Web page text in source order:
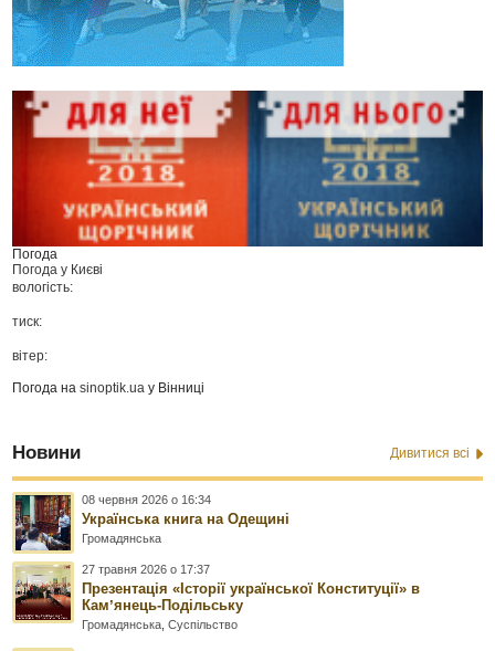
Погода
Погода у Києві
вологість:
тиск:
вітер:
Погода наsinoptik.ua у Вінниці
Новини Дивитися всі
08 червня 2026 о 16:34
Українська книга на Одещині
Громадянська
27 травня 2026 о 17:37
Презентація «Історії української Конституції» в
Камʼянець-Подільську
Громадянська ,Суспільство